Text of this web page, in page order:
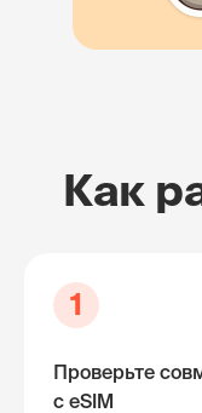
Как
1
Проверьте
с eSIM